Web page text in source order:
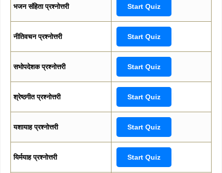
भजन संहिता प्रश्नोत्तरी Start Quiz
नीतिवचन प्रश्नोत्तरी Start Quiz
सभोपदेशक प्रश्नोत्तरी Start Quiz
श्रेष्ठगीत प्रश्नोत्तरी Start Quiz
यशायाह प्रश्नोत्तरी Start Quiz
यिर्मयाह प्रश्नोत्तरी Start Quiz